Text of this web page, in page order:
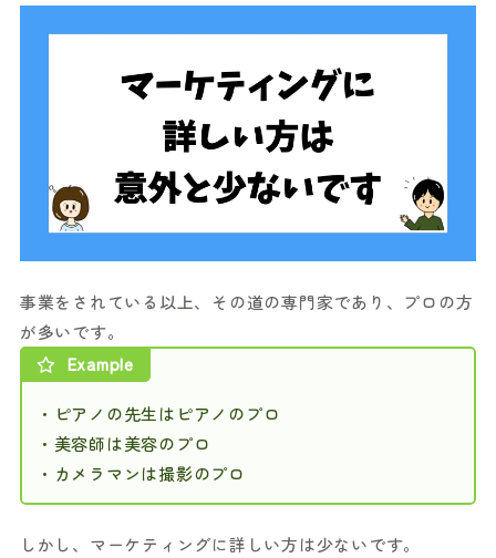
事業をされている以上、その道の専門家であり、プロの方
が多いです。
Example
・ピアノの先生はピアノのプロ
・美容師は美容のプロ
・カメラマンは撮影のプロ
しかし、マーケティングに詳しい方は少ないです。